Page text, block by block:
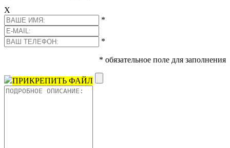
Х
*
*
* обязательное поле для заполнения
ПРИКРЕПИТЬ ФАЙЛ